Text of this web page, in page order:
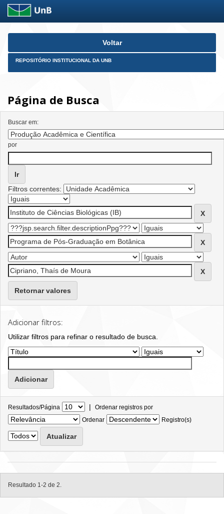
Skip
Voltar
REPOSITÓRIO INSTITUCIONAL DA UNB
Página de Busca
Buscar em:
por
Filtros correntes:
Retornar valores
Adicionar filtros:
Utilizar filtros para refinar o resultado de busca.
Resultados/Página | Ordenar registros por
Ordenar
Registro(s)
Resultado 1-2 de 2.